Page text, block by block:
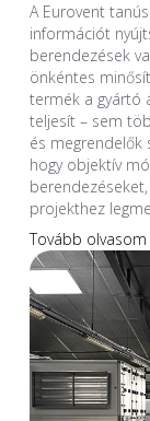
A Eurovent
információt
berendezések
önkéntes
termék a gyártó
teljesít – sem
és megrendelők
hogy objektív
projekthez
Tovább